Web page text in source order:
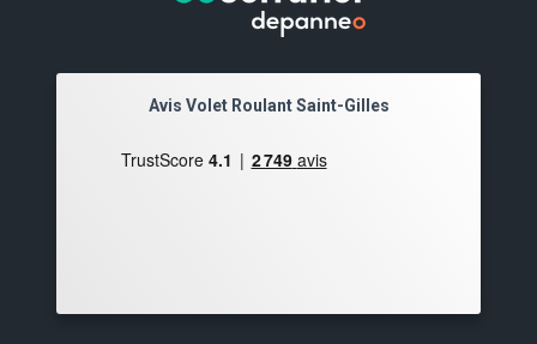
Avis Volet Roulant Saint-Gilles